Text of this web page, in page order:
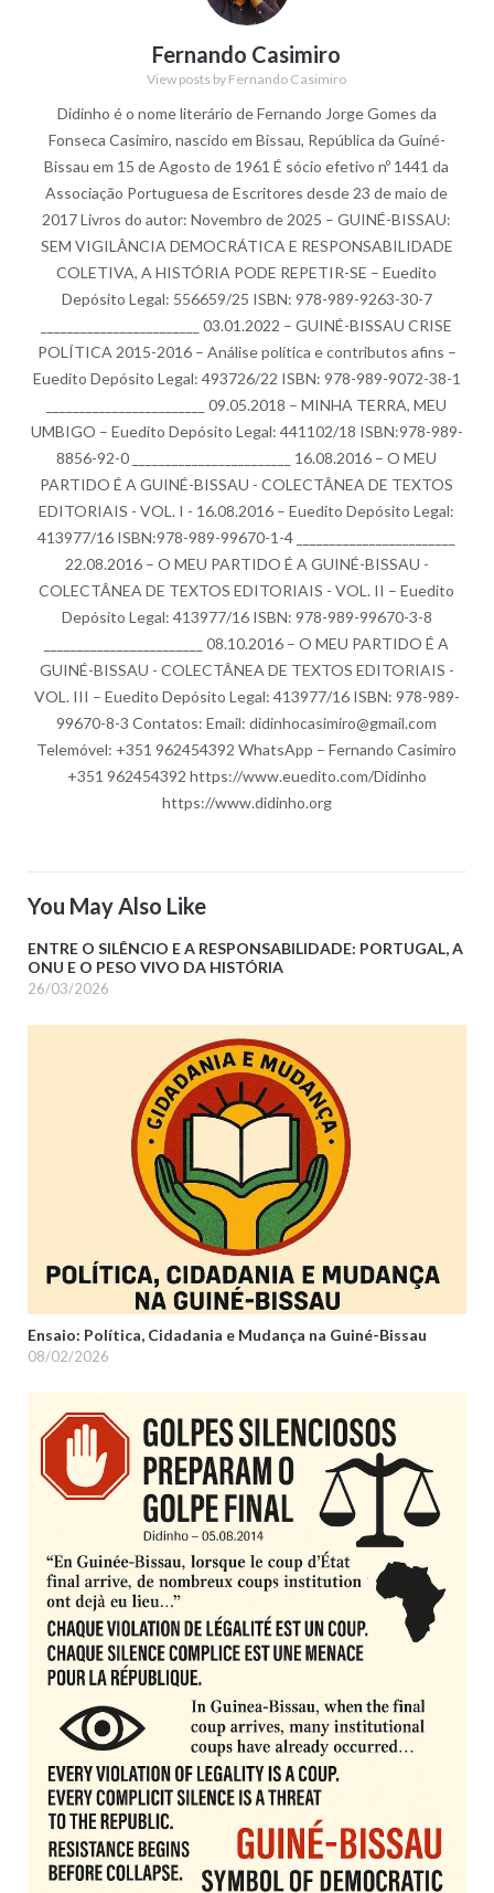
Fernando Casimiro
View posts by Fernando Casimiro
Didinho é o nome literário de Fernando Jorge Gomes da
Fonseca Casimiro, nascido em Bissau, República da Guiné-
Bissau em 15 de Agosto de 1961 É sócio efetivo nº 1441 da
Associação Portuguesa de Escritores desde 23 de maio de
2017 Livros do autor: Novembro de 2025 – GUINÉ-BISSAU:
SEM VIGILÂNCIA DEMOCRÁTICA E RESPONSABILIDADE
COLETIVA, A HISTÓRIA PODE REPETIR-SE – Euedito
Depósito Legal: 556659/25 ISBN: 978-989-9263-30-7
________________________ 03.01.2022 – GUINÉ-BISSAU CRISE
POLÍTICA 2015-2016 – Análise política e contributos afins –
Euedito Depósito Legal: 493726/22 ISBN: 978-989-9072-38-1
________________________ 09.05.2018 – MINHA TERRA, MEU
UMBIGO – Euedito Depósito Legal: 441102/18 ISBN:978-989-
8856-92-0 ________________________ 16.08.2016 – O MEU
PARTIDO É A GUINÉ-BISSAU - COLECTÂNEA DE TEXTOS
EDITORIAIS - VOL. I - 16.08.2016 – Euedito Depósito Legal:
413977/16 ISBN:978-989-99670-1-4 ________________________
22.08.2016 – O MEU PARTIDO É A GUINÉ-BISSAU -
COLECTÂNEA DE TEXTOS EDITORIAIS - VOL. II – Euedito
Depósito Legal: 413977/16 ISBN: 978-989-99670-3-8
________________________ 08.10.2016 – O MEU PARTIDO É A
GUINÉ-BISSAU - COLECTÂNEA DE TEXTOS EDITORIAIS -
VOL. III – Euedito Depósito Legal: 413977/16 ISBN: 978-989-
99670-8-3 Contatos: Email: didinhocasimiro@gmail.com
Telemóvel: +351 962454392 WhatsApp – Fernando Casimiro
+351 962454392 https://www.euedito.com/Didinho
https://www.didinho.org
You May Also Like
ENTRE O SILÊNCIO E A RESPONSABILIDADE: PORTUGAL, A
ONU E O PESO VIVO DA HISTÓRIA
26/03/2026
Ensaio: Política, Cidadania e Mudança na Guiné-Bissau
08/02/2026